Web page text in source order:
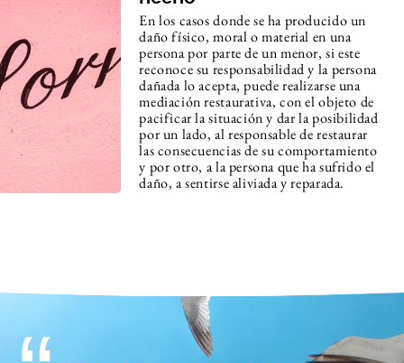
En los casos donde se ha producido un
daño físico, moral o material en una
persona por parte de un menor, si este
reconoce su responsabilidad y la persona
dañada lo acepta, puede realizarse una
mediación restaurativa, con el objeto de
pacificar la situación y dar la posibilidad
por un lado, al responsable de restaurar
las consecuencias de su comportamiento
y por otro, a la persona que ha sufrido el
daño, a sentirse aliviada y reparada.